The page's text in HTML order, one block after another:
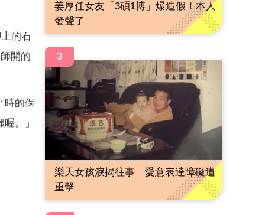
的石
開的
時的保
。」
姜厚任女友「3碩1博」爆造假！本人
發聲了
3
樂天女孩淚揭往事 愛意表達障礙遭
重擊